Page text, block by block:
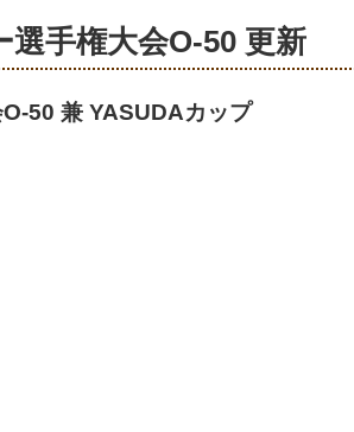
選手権大会O-50 更新
50 兼 YASUDAカップ